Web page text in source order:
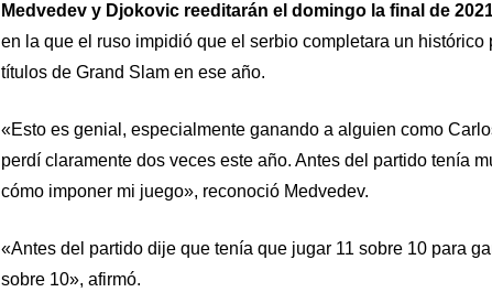
Medvedev y Djokovic reeditarán el domingo la final de
en la que el ruso impidió que el serbio completara un histórico
títulos de Grand Slam en ese año.
«Esto es genial, especialmente ganando a alguien como
perdí claramente dos veces este año. Antes del partido tenía
cómo imponer mi juego», reconoció Medvedev.
«Antes del partido dije que tenía que jugar 11 sobre 10 para
sobre 10», afirmó.